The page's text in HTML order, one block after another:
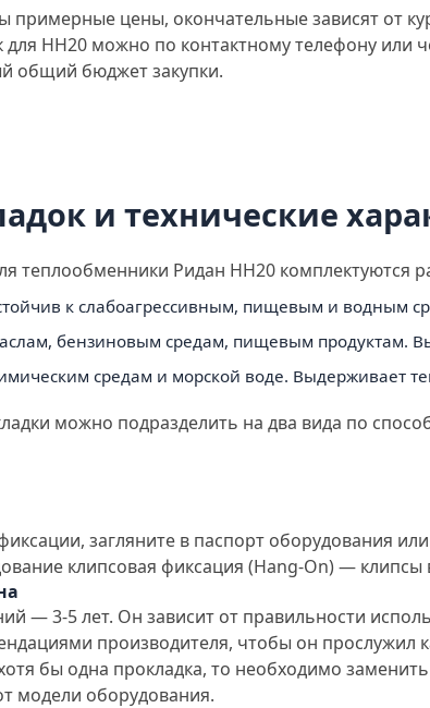
примерные цены, окончательные зависят от
для НН20 можно по контактному телефону или
общий бюджет закупки.
и технические
теплообменники Ридан НН20
к слабоагрессивным, пищевым и водным
бензиновым средам, пищевым продуктам.
средам и морской воде. Выдерживает
можно подразделить на два вида по
загляните в паспорт оборудования
клипсовая фиксация (Hang-On) —
— 3-5 лет. Он зависит от правильности
производителя, чтобы он прослужил
бы одна прокладка, то необходимо
модели оборудования.